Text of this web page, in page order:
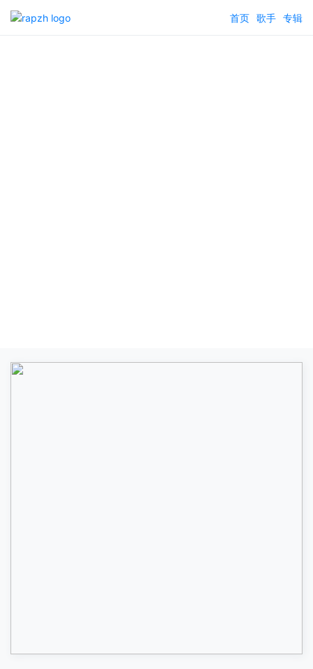
首页 歌手 专辑